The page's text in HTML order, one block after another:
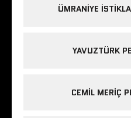
ÜMRANIYE
YAVUZTÜRK
CEMIL MERIÇ